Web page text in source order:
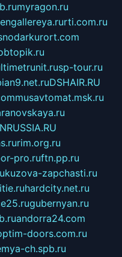
myragon.ru
rti.com.ru
sp-tour.ru
DSHAIR.RU
musavtomat.msk.ru
rim.org.ru
pro.ruftn.pp.ru
kuzova-zapchasti.ru
hardcity.net.ru
gubernyan.ru
andorra24.com
doors.com.ru
ch.spb.ru